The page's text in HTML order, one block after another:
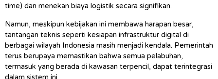
time) dan menekan biaya logistik secara signifikan.
Namun, meskipun kebijakan ini membawa harapan besar,
tantangan teknis seperti kesiapan infrastruktur digital di
berbagai wilayah Indonesia masih menjadi kendala. Pemerintah
terus berupaya memastikan bahwa semua pelabuhan,
termasuk yang berada di kawasan terpencil, dapat terintegrasi
dalam sistem ini.